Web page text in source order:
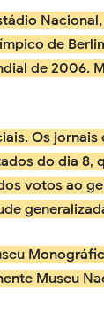
de
de 2006.
Os
do dia 8,
votos ao
Museu